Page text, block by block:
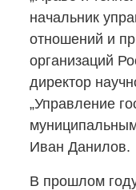
начальник
отношений и
организаций
директор
„Управление
Иван Данилов.
В прошлом